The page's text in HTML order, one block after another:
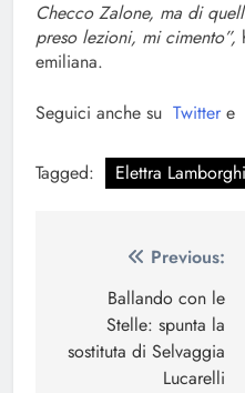
Checco Zalone, ma di
preso lezioni, mi cimento”,
emiliana.
Seguici anche su Twitter e
Tagged: Elettra
Navigazione
articoli
Previous:
Ballando con le
Stelle: spunta la
sostituta di Selvaggia
Lucarelli